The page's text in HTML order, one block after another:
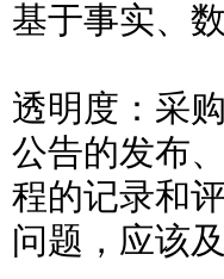
基于事实、
透明度：采
公告的发布
程的记录和
问题，应该